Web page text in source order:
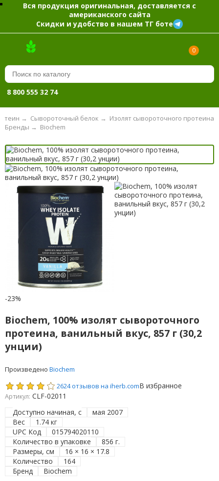
Вся продукция оригинальная, доставляется с
американского сайта
Скидки и удобство в нашем ТГ боте
0
8 800 555 32 74
→ Сывороточный белок → Изолят сывороточного протеина
Biochem
Бренды →
-23%
Biochem, 100% изолят сывороточного
протеина, ванильный вкус, 857 г (30,2
унции)
Произведено Biochem
2624 отзывов на iherb.comВ избранное
Артикул: CLF-02011
Доступно начиная, с
мая 2007
Вес
1.74 кг
UPC Код
015794020110
Количество в упаковке
856 г.
Размеры, см
16 × 16 × 17.8
Количество
164
Бренд
Biochem